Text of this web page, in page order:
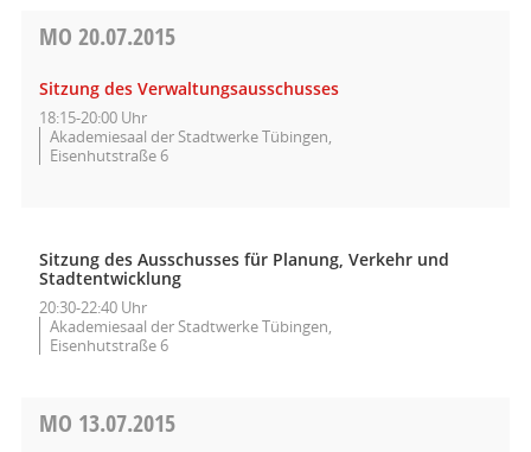
MO 20.07.2015
Sitzung des Verwaltungsausschusses
18:15-20:00 Uhr
Akademiesaal der Stadtwerke Tübingen,
Eisenhutstraße 6
Sitzung des Ausschusses für Planung, Verkehr und
Stadtentwicklung
20:30-22:40 Uhr
Akademiesaal der Stadtwerke Tübingen,
Eisenhutstraße 6
MO 13.07.2015